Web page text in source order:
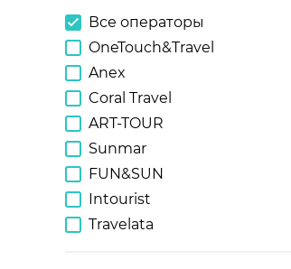
Все операторы
OneTouch&Travel
Anex
Coral Travel
ART-TOUR
Sunmar
FUN&SUN
Intourist
Travelata